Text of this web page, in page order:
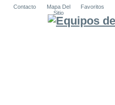
Contacto
Mapa Del
Sitio
Favoritos